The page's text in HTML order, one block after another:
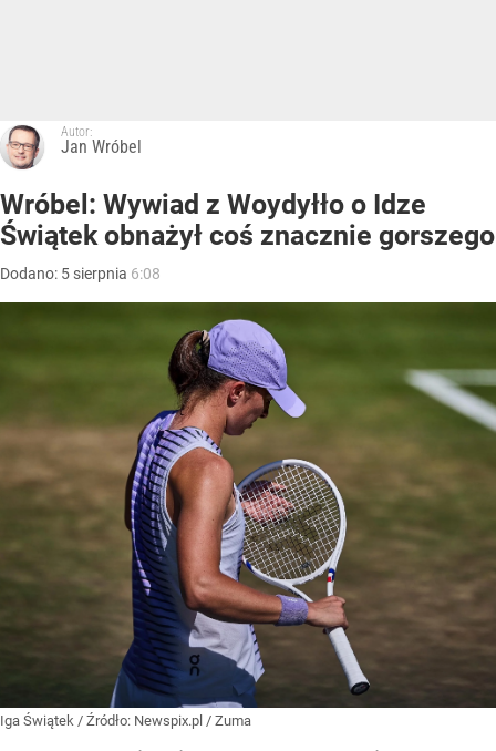
Autor:
Jan Wróbel
Wróbel: Wywiad z Woydyłło o Idze
Świątek obnażył coś znacznie gorszego
Dodano: 5 sierpnia 6:08
Iga Świątek / Źródło: Newspix.pl / Zuma